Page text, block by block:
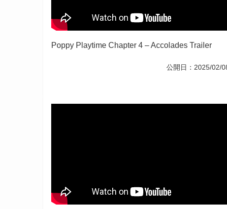
Poppy Playtime Chapter 4 – Accolades Trailer
公開日：2025/02/